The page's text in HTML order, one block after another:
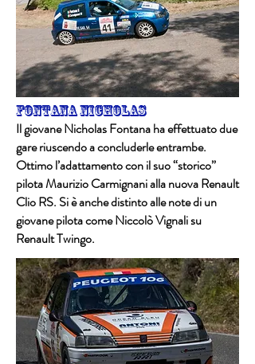
fontana nicholas
Il giovane Nicholas Fontana ha effettuato due
gare riuscendo a concluderle entrambe.
Ottimo l’adattamento con il suo “storico”
pilota Maurizio Carmignani alla nuova Renault
Clio RS. Si è anche distinto alle note di un
giovane pilota come Niccolò Vignali su
Renault Twingo.